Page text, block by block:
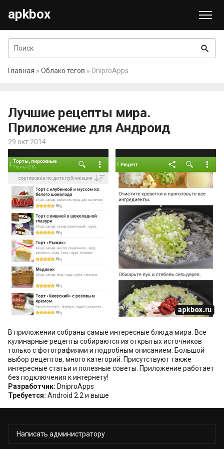
apkbox
search
Главная » Облако тегов » DniproApps
Лучшие рецепты мира.
Приложение для Андроид
29 окт 2014
В приложении собраны самые интересные блюда мира. Все
кулинарные рецепты собираются из открытых источников
только с фотографиями и подробным описанием. Большой
выбор рецептов, много категорий. Присутствуют также
интересные статьи и полезные советы. Приложение работает
без подключения к интернету!
Разработчик: DniproApps
Требуется: Android 2.2 и выше
Написать администратору